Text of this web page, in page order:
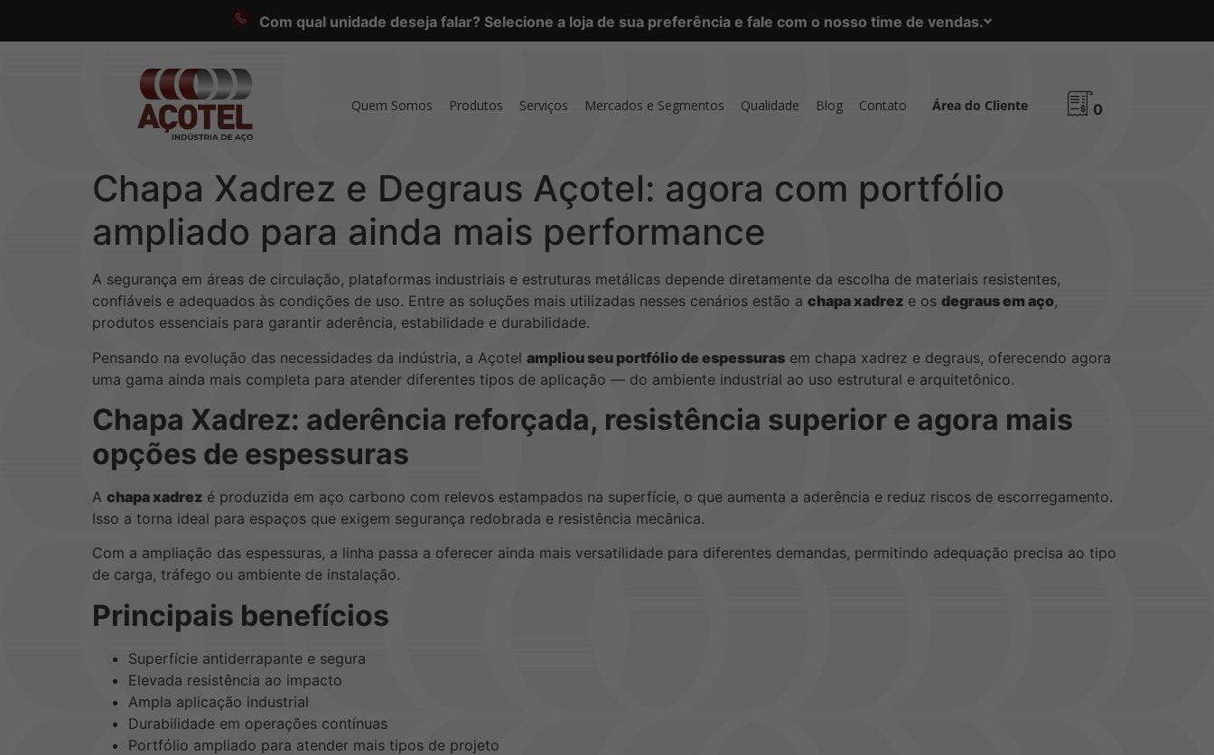
Com qual unidade deseja falar? Selecione a loja de sua preferência e fale com o nosso time de vendas.
Quem Somos Produtos Serviços Mercados e Segmentos Qualidade Blog Contato Área do Cliente 0
Chapa Xadrez e Degraus Açotel: agora com portfólio
ampliado para ainda mais performance
A segurança em áreas de circulação, plataformas industriais e estruturas metálicas depende diretamente da escolha de materiais resistentes,
confiáveis e adequados às condições de uso. Entre as soluções mais utilizadas nesses cenários estão a chapa xadrez e os degraus em aço,
produtos essenciais para garantir aderência, estabilidade e durabilidade.
Pensando na evolução das necessidades da indústria, a Açotel ampliou seu portfólio de espessuras em chapa xadrez e degraus, oferecendo agora
uma gama ainda mais completa para atender diferentes tipos de aplicação — do ambiente industrial ao uso estrutural e arquitetônico.
Chapa Xadrez: aderência reforçada, resistência superior e agora mais
opções de espessuras
A chapa xadrez é produzida em aço carbono com relevos estampados na superfície, o que aumenta a aderência e reduz riscos de escorregamento.
Isso a torna ideal para espaços que exigem segurança redobrada e resistência mecânica.
Com a ampliação das espessuras, a linha passa a oferecer ainda mais versatilidade para diferentes demandas, permitindo adequação precisa ao tipo
de carga, tráfego ou ambiente de instalação.
Principais benefícios
Superfície antiderrapante e segura
Elevada resistência ao impacto
Ampla aplicação industrial
Durabilidade em operações contínuas
Portfólio ampliado para atender mais tipos de projeto